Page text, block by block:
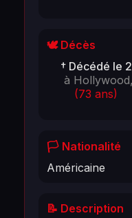
🕊️ Décès
† Décédé le
à
(73 ans)
🏳️ Nationalité
Américaine
📝 Description